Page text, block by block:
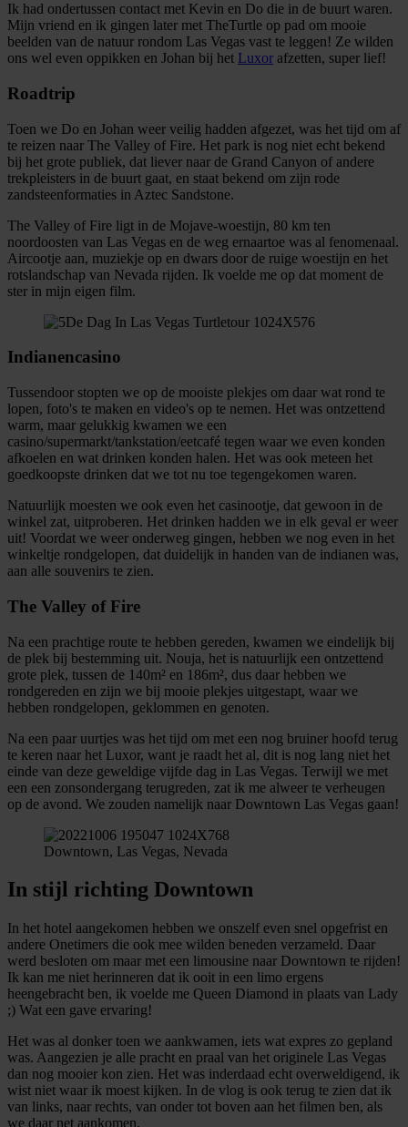
Ik had ondertussen contact met Kevin en Do die in de buurt waren.
Mijn vriend en ik gingen later met TheTurtle op pad om mooie
beelden van de natuur rondom Las Vegas vast te leggen! Ze wilden
ons wel even oppikken en Johan bij het Luxor afzetten, super lief!
Roadtrip
Toen we Do en Johan weer veilig hadden afgezet, was het tijd om af
te reizen naar The Valley of Fire. Het park is nog niet echt bekend
bij het grote publiek, dat liever naar de Grand Canyon of andere
trekpleisters in de buurt gaat, en staat bekend om zijn rode
zandsteenformaties in Aztec Sandstone.
The Valley of Fire ligt in de Mojave-woestijn, 80 km ten
noordoosten van Las Vegas en de weg ernaartoe was al fenomenaal.
Aircootje aan, muziekje op en dwars door de ruige woestijn en het
rotslandschap van Nevada rijden. Ik voelde me op dat moment de
ster in mijn eigen film.
Indianencasino
Tussendoor stopten we op de mooiste plekjes om daar wat rond te
lopen, foto's te maken en video's op te nemen. Het was ontzettend
warm, maar gelukkig kwamen we een
casino/supermarkt/tankstation/eetcafé tegen waar we even konden
afkoelen en wat drinken konden halen. Het was ook meteen het
goedkoopste drinken dat we tot nu toe tegengekomen waren.
Natuurlijk moesten we ook even het casinootje, dat gewoon in de
winkel zat, uitproberen. Het drinken hadden we in elk geval er weer
uit! Voordat we weer onderweg gingen, hebben we nog even in het
winkeltje rondgelopen, dat duidelijk in handen van de indianen was,
aan alle souvenirs te zien.
The Valley of Fire
Na een prachtige route te hebben gereden, kwamen we eindelijk bij
de plek bij bestemming uit. Nouja, het is natuurlijk een ontzettend
grote plek, tussen de 140m² en 186m², dus daar hebben we
rondgereden en zijn we bij mooie plekjes uitgestapt, waar we
hebben rondgelopen, geklommen en genoten.
Na een paar uurtjes was het tijd om met een nog bruiner hoofd terug
te keren naar het Luxor, want je raadt het al, dit is nog lang niet het
einde van deze geweldige vijfde dag in Las Vegas. Terwijl we met
een een zonsondergang terugreden, zat ik me alweer te verheugen
op de avond. We zouden namelijk naar Downtown Las Vegas gaan!
Downtown, Las Vegas, Nevada
In stijl richting Downtown
In het hotel aangekomen hebben we onszelf even snel opgefrist en
andere Onetimers die ook mee wilden beneden verzameld. Daar
werd besloten om maar met een limousine naar Downtown te rijden!
Ik kan me niet herinneren dat ik ooit in een limo ergens
heengebracht ben, ik voelde me Queen Diamond in plaats van Lady
;) Wat een gave ervaring!
Het was al donker toen we aankwamen, iets wat expres zo gepland
was. Aangezien je alle pracht en praal van het originele Las Vegas
dan nog mooier kon zien. Het was inderdaad echt overweldigend, ik
wist niet waar ik moest kijken. In de vlog is ook terug te zien dat ik
van links, naar rechts, van onder tot boven aan het filmen ben, als
we daar net aankomen.